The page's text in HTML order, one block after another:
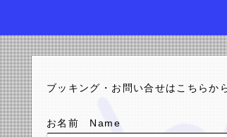
ブッキング・お問い合せはこちらか
お名前 Name